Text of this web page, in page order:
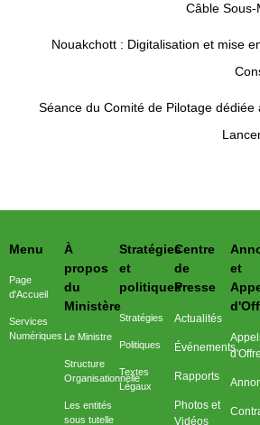
Câble
Nouakchott : Digitalisation et mise
Séance du Comité de Pilotage dédiée
et
Centre
de
Presse
Actualités
Événements
Rapports
Photos et
Vidéos
Stratégies
et
politiques
Stratégies
Politiques
Textes
Légaux
À
propos
du
Ministère
Le Ministre
Structure
Organisationnelle
Les entités
sous tutelle
Menu
Page
d'Accueil
Services
Numériques